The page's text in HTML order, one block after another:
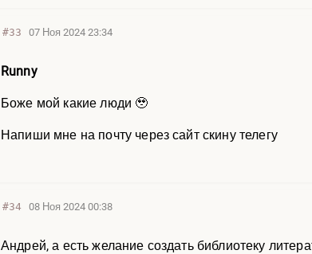
#33 07 Ноя 2024 23:34
Runny
Боже мой какие люди 🥹
Напиши мне на почту через сайт скину телегу
#34 08 Ноя 2024 00:38
Андрей, а есть желание создать библиотеку